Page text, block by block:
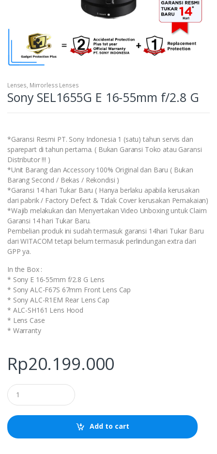
Lenses, Mirrorless Lenses
Sony SEL1655G E 16-55mm f/2.8 G
*Garansi Resmi PT. Sony Indonesia 1 (satu) tahun servis dan
sparepart di tahun pertama. ( Bukan Garansi Toko atau Garansi
Distributor !!! )
*Unit Barang dan Accessory 100% Original dan Baru ( Bukan
Barang Second / Bekas / Rekondisi )
*Garansi 14 hari Tukar Baru ( Hanya berlaku apabila kerusakan
dari pabrik / Factory Defect & Tidak Cover kerusakan Pemakaian)
*Wajib melakukan dan Menyertakan Video Unboxing untuk Claim
Garansi 14 hari Tukar Baru.
Pembelian produk ini sudah termasuk garansi 14hari Tukar Baru
dari WITACOM tetapi belum termasuk perlindungan extra dari
GPP ya.
In the Box :
* Sony E 16-55mm f/2.8 G Lens
* Sony ALC-F67S 67mm Front Lens Cap
* Sony ALC-R1EM Rear Lens Cap
* ALC-SH161 Lens Hood
* Lens Case
* Warranty
Rp20.199.000
Q
u
a
t
i
Add to cart